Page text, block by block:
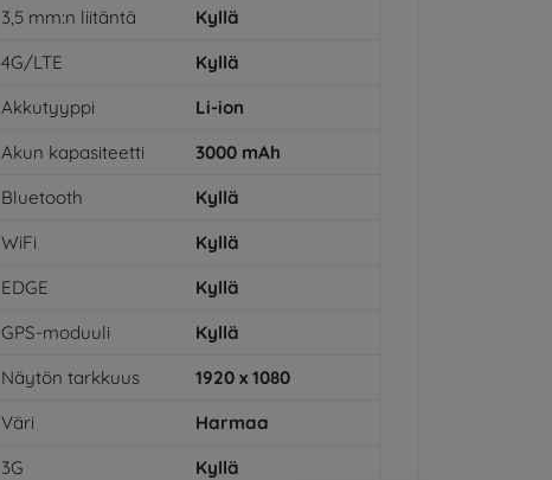
3,5 mm:n liitäntä
Kyllä
4G/LTE
Kyllä
Akkutyyppi
Li-ion
Akun kapasiteetti
3000 mAh
Bluetooth
Kyllä
WiFi
Kyllä
EDGE
Kyllä
GPS-moduuli
Kyllä
Näytön tarkkuus
1920 x 1080
Väri
Harmaa
3G
Kyllä